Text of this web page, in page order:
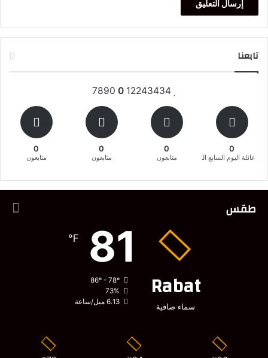
تابعنا
12243434
0
0
عائلة اليوم السابع المغربية
0
متابعون
0
متابعون
0
متابعون
طقس
Rabat
سماء صافية
81
℉
86º - 78º
73%
6.13 ميل/ساعة